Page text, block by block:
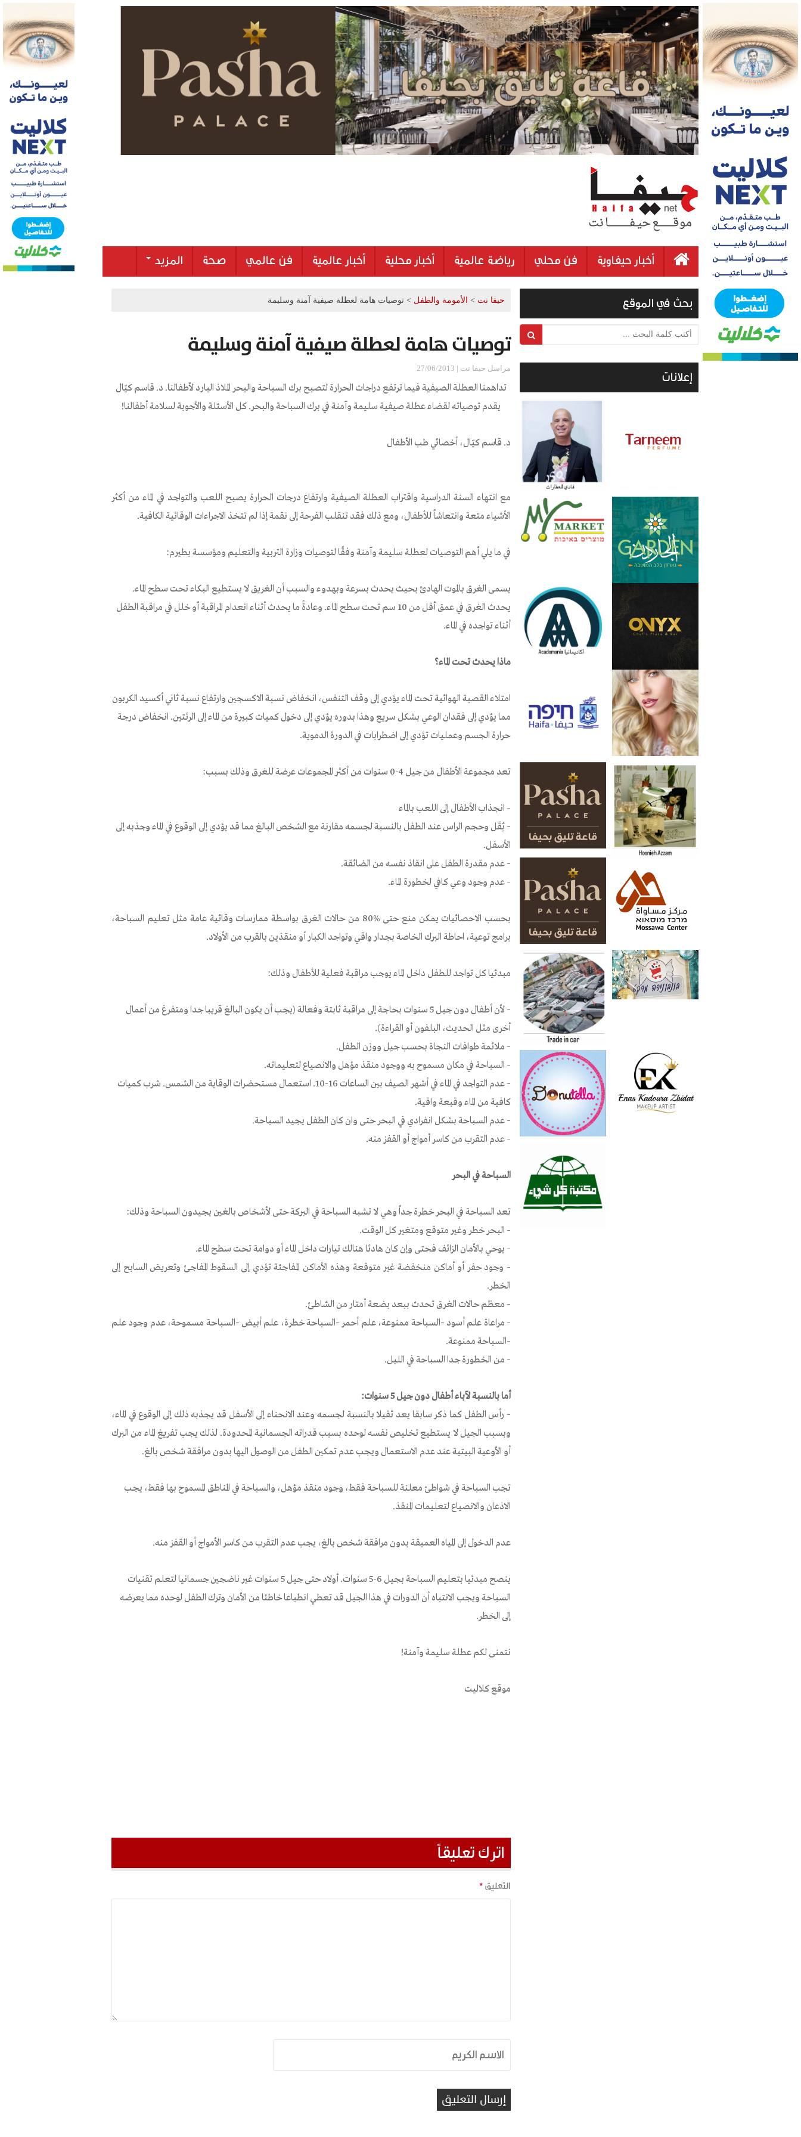
أخبار حيفاوية فن محلي رياضة عالمية أخبار محلية أخبار عالمية فن عالمي صحة المزيد
حيفا نت > الأمومة والطفل > توصيات هامة لعطلة صيفية آمنة وسليمة
توصيات هامة لعطلة صيفية آمنة وسليمة
مراسل حيفا نت | 27/06/2013
تداهمنا العطلة الصيفية فيما ترتفع دراجات الحرارة لتصبح برك السباحة والبحر الملاذ البارد لأطفالنا. د. قاسم كيّال
يقدم توصياته لقضاء عطلة صيفية سليمة وآمنة في برك السباحة والبحر. كل الأسئلة والأجوبة لسلامة أطفالنا!
د. قاسم كيّال، أخصائي طب الأطفال
مع انتهاء السنة الدراسية واقتراب العطلة الصيفية وارتفاع درجات الحرارة يصبح اللعب والتواجد في الماء من أكثر
الأشياء متعة وانتعاشاً للأطفال، ومع ذلك فقد تنقلب الفرحة إلى نقمة إذا لم تتخذ الاجراءات الوقائية الكافية.
في ما يلي أهم التوصيات لعطلة سليمة وآمنة وفقًا لتوصيات وزارة التربية والتعليم ومؤسسة بطيرم:
يسمى الغرق بالموت الهادئ بحيث يحدث بسرعة وبهدوء والسبب أن الغريق لا يستطيع البكاء تحت سطح الماء.
يحدث الغرق في عمق أقل من 10 سم تحت سطح الماء. وعادةً ما يحدث أثناء انعدام المراقبة أو خلل في مراقبة الطفل
أثناء تواجده في الماء.
ماذا يحدث تحت الماء؟
امتلاء القصبة الهوائية تحت الماء يؤدي إلى وقف التنفس، انخفاض نسبة الاكسجين وارتفاع نسبة ثاني أكسيد الكربون
مما يؤدي إلى فقدان الوعي بشكل سريع وهذا بدوره يؤدي إلى دخول كميات كبيرة من الماء إلى الرئتين. انخفاض درجة
حرارة الجسم وعمليات تؤدي إلى اضطرابات في الدورة الدموية.
تعد مجموعة الأطفال من جيل 4-0 سنوات من أكثر المجموعات عرضة للغرق وذلك بسبب:
– انجذاب الأطفال إلى اللعب بالماء
– ثِقَل وحجم الراس عند الطفل بالنسبة لجسمه مقارنة مع الشخص البالغ مما قد يؤدي إلى الوقوع في الماء وجذبه إلى
الأسفل.
– عدم مقدرة الطفل على انقاذ نفسه من الضائقة.
– عدم وجود وعي كافي لخطورة الماء.
بحسب الاحصائيات يمكن منع حتى %80 من حالات الغرق بواسطة ممارسات وقائية عامة مثل تعليم السباحة،
برامج توعية، احاطة البرك الخاصة بجدار واقي وتواجد الكبار أو منقذين بالقرب من الأولاد.
مبدئيا كل تواجد للطفل داخل الماء يوجب مراقبة فعلية للأطفال وذلك:
– لأن أطفال دون جيل 5 سنوات بحاجة إلى مراقبة ثابتة وفعالة (يجب أن يكون البالغ قريبا جدا ومتفرغ من أعمال
أخرى مثل الحديث، البلفون أو القراءة).
– ملائمة طوافات النجاة بحسب جيل ووزن الطفل.
– السباحة في مكان مسموح به ووجود منقذ مؤهل والانصياع لتعليماته.
– عدم التواجد في الماء في أشهر الصيف بين الساعات 16-10. استعمال مستحضرات الوقاية من الشمس. شرب كميات
كافية من الماء وقبعة واقية.
– عدم السباحة بشكل انفرادي في البحر حتى وان كان الطفل يجيد السباحة.
– عدم التقرب من كاسر أمواج أو القفز منه.
السباحة في البحر
تعد السباحة في البحر خطرة جداً وهي لا تشبه السباحة في البركة حتى لأشخاص بالغين يجيدون السباحة وذلك:
– البحر خطر وغير متوقع ومتغير كل الوقت.
– يوحي بالأمان الزائف فحتى وإن كان هادئا هنالك تيارات داخل الماء أو دوامة تحت سطح الماء.
– وجود حفر أو أماكن منخفضة غير متوقعة وهذه الأماكن المفاجئة تؤدي إلى السقوط المفاجئ وتعريض السابح إلى
الخطر.
– معظم حالات الغرق تحدث ببعد بضعة أمتار من الشاطئ.
– مراعاة علم أسود –السباحة ممنوعة، علم أحمر –السباحة خطرة، علم أبيض –السباحة مسموحة، عدم وجود علم
–السباحة ممنوعة.
– من الخطورة جدا السباحة في الليل.
أما بالنسبة لآباء أطفال دون جيل 5 سنوات:
– رأس الطفل كما ذكر سابقا يعد ثقيلا بالنسبة لجسمه وعند الانحناء إلى الأسفل قد يجذبه ذلك إلى الوقوع في الماء،
وبسبب الجيل لا يستطيع تخليص نفسه لوحده بسبب قدراته الجسمانية المحدودة. لذلك يجب تفريغ الماء من البرك
أو الأوعية البيتية عند عدم الاستعمال ويجب عدم تمكين الطفل من الوصول اليها بدون مرافقة شخص بالغ.
تجب السباحة في شواطئ معلنة للسباحة فقط، وجود منقذ مؤهل، والسباحة في المناطق المسموح بها فقط، يجب
الاذعان والانصياع لتعليمات المنقذ.
عدم الدخول إلى المياه العميقة بدون مرافقة شخص بالغ، يجب عدم التقرب من كاسر الأمواج أو القفز منه.
ينصح مبدئيا بتعليم السباحة بجيل 6-5 سنوات. أولاد حتى جيل 5 سنوات غير ناضجين جسمانيا لتعلم تقنيات
السباحة ويجب الانتباه أن الدورات في هذا الجيل قد تعطي انطباعا خاطئا من الأمان وترك الطفل لوحده مما يعرضه
إلى الخطر.
نتمنى لكم عطلة سليمة وآمنة!
موقع كلاليت
اترك تعليقاً
التعليق*
بحث في الموقع
أكتب كلمة البحث ...
إعلانات